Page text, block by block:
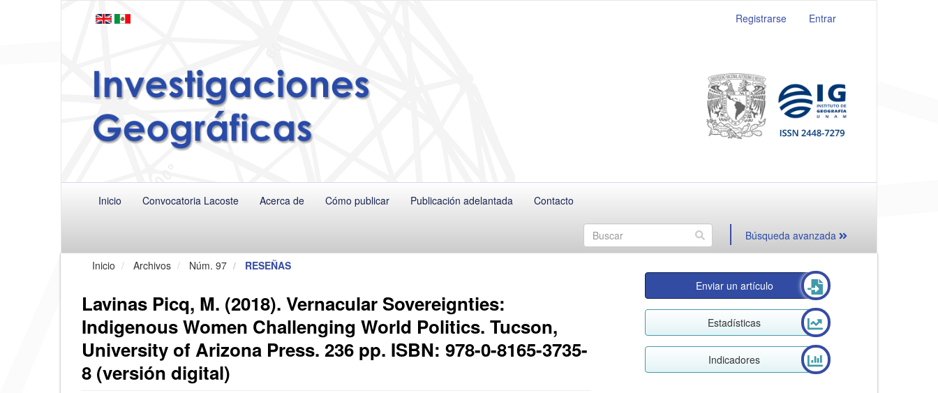
Registrarse Entrar
Inicio Convocatoria Lacoste Acerca de Cómo publicar Publicación adelantada Contacto
Búsqueda avanzada
Inicio Archivos Núm. 97 RESEÑAS
Lavinas Picq, M. (2018). Vernacular Sovereignties:
Indigenous Women Challenging World Politics. Tucson,
University of Arizona Press. 236 pp. ISBN: 978-0-8165-3735-
8 (versión digital)
Enviar un artículo
Estadísticas
Indicadores